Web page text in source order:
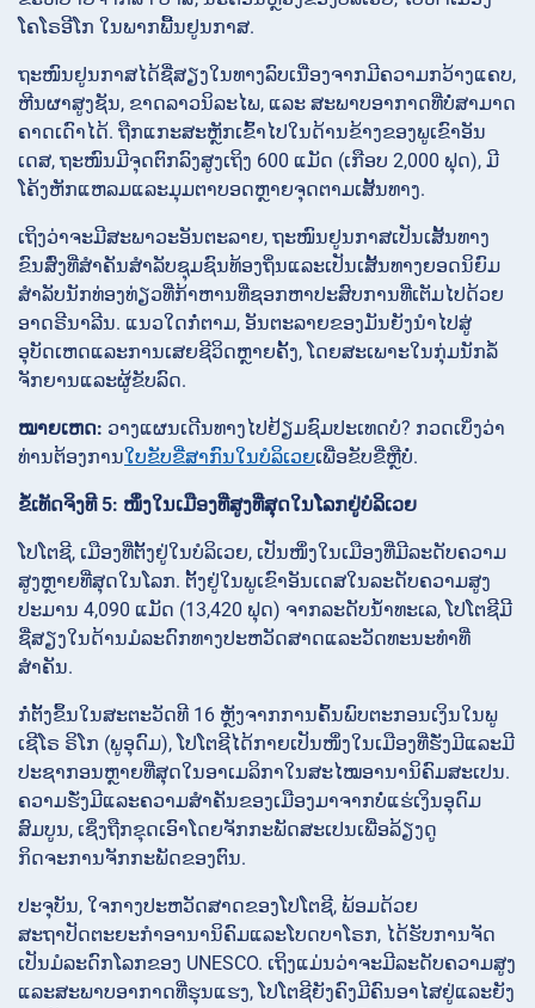
ໂຄໂຣອີໂກ ໃນພາກພື້ນຢູນກາສ.
ຖະໜົນຢູນກາສໄດ້ຊື່ສຽງໃນທາງລົບເນື່ອງຈາກມີຄວາມກວ້າງແຄບ,
ຫີນຜາສູງຊັນ, ຂາດລາວນິລະໄພ, ແລະ ສະພາບອາກາດທີ່ບໍ່ສາມາດ
ຄາດເດົາໄດ້. ຖືກແກະສະຫຼັກເຂົ້າໄປໃນດ້ານຂ້າງຂອງພູເຂົາອັນ
ເດສ, ຖະໜົນມີຈຸດຕົກລົງສູງເຖິງ 600 ແມັດ (ເກືອບ 2,000 ຟຸດ), ມີ
ໂຄ້ງຫັກແຫລມແລະມຸມຕາບອດຫຼາຍຈຸດຕາມເສັ້ນທາງ.
ເຖິງວ່າຈະມີສະພາວະອັນຕະລາຍ, ຖະໜົນຢູນກາສເປັນເສັ້ນທາງ
ຂົນສົ່ງທີ່ສຳຄັນສຳລັບຊຸມຊົນທ້ອງຖິ່ນແລະເປັນເສັ້ນທາງຍອດນິຍົມ
ສຳລັບນັກທ່ອງທ່ຽວທີ່ກ້າຫານທີ່ຊອກຫາປະສົບການທີ່ເຕັມໄປດ້ວຍ
ອາດຣີນາລີນ. ແນວໃດກໍ່ຕາມ, ອັນຕະລາຍຂອງມັນຍັງນຳໄປສູ່
ອຸບັດເຫດແລະການເສຍຊີວິດຫຼາຍຄັ້ງ, ໂດຍສະເພາະໃນກຸ່ມນັກລໍ້
ຈັກຍານແລະຜູ້ຂັບລົດ.
ໝາຍເຫດ: ວາງແຜນເດີນທາງໄປຢ້ຽມຊົມປະເທດບໍ? ກວດເບິ່ງວ່າ
ທ່ານຕ້ອງການໃບຂັບຂີ່ສາກົນໃນບໍລິເວຍເພື່ອຂັບຂີ່ຫຼືບໍ່.
ຂໍ້ເທັດຈິງທີ 5: ໜຶ່ງໃນເມືອງທີ່ສູງທີ່ສຸດໃນໂລກຢູ່ບໍລິເວຍ
ໂປໂຕຊີ, ເມືອງທີ່ຕັ້ງຢູ່ໃນບໍລິເວຍ, ເປັນໜຶ່ງໃນເມືອງທີ່ມີລະດັບຄວາມ
ສູງຫຼາຍທີ່ສຸດໃນໂລກ. ຕັ້ງຢູ່ໃນພູເຂົາອັນເດສໃນລະດັບຄວາມສູງ
ປະມານ 4,090 ແມັດ (13,420 ຟຸດ) ຈາກລະດັບນ້ຳທະເລ, ໂປໂຕຊີມີ
ຊື່ສຽງໃນດ້ານມໍລະດົກທາງປະຫວັດສາດແລະວັດທະນະທຳທີ່
ສຳຄັນ.
ກໍ່ຕັ້ງຂຶ້ນໃນສະຕະວັດທີ 16 ຫຼັງຈາກການຄົ້ນພົບຕະກອນເງິນໃນພູ
ເຊີໂຣ ຣິໂກ (ພູອຸດົມ), ໂປໂຕຊີໄດ້ກາຍເປັນໜຶ່ງໃນເມືອງທີ່ຮັ່ງມີແລະມີ
ປະຊາກອນຫຼາຍທີ່ສຸດໃນອາເມລິກາໃນສະໄໝອານານິຄົມສະເປນ.
ຄວາມຮັ່ງມີແລະຄວາມສຳຄັນຂອງເມືອງມາຈາກບໍ່ແຮ່ເງິນອຸດົມ
ສົມບູນ, ເຊິ່ງຖືກຂຸດເອົາໂດຍຈັກກະພັດສະເປນເພື່ອລ້ຽງດູ
ກິດຈະການຈັກກະພັດຂອງຕົນ.
ປະຈຸບັນ, ໃຈກາງປະຫວັດສາດຂອງໂປໂຕຊີ, ພ້ອມດ້ວຍ
ສະຖາປັດຕະຍະກຳອານານິຄົມແລະໂບດບາໂຣກ, ໄດ້ຮັບການຈັດ
ເປັນມໍລະດົກໂລກຂອງ UNESCO. ເຖິງແມ່ນວ່າຈະມີລະດັບຄວາມສູງ
ແລະສະພາບອາກາດທີ່ຮຸນແຮງ, ໂປໂຕຊີຍັງຄົງມີຄົນອາໄສຢູ່ແລະຍັງ